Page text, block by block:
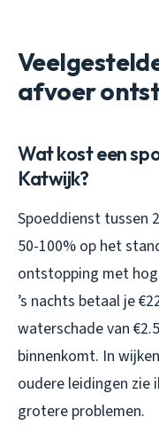
afvoer
Wat kost een
Katwijk?
Spoeddienst tussen
50-100% op het
ontstopping met
’s nachts betaal je
waterschade van
binnenkomt. In
oudere leidingen
grotere problemen.